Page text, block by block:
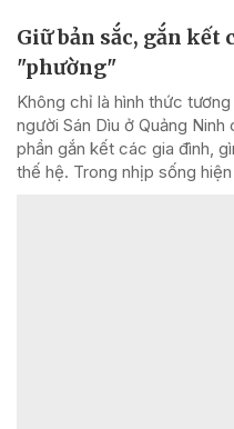
Giữ bản sắc, gắn
"phường"
Không chỉ là hình thức
người Sán Dìu ở Quảng
phần gắn kết các gia đình,
thế hệ. Trong nhịp sống hiện